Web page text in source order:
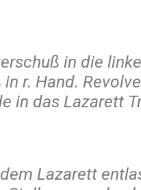
in die
r. Hand.
in das Lazarett
Lazarett